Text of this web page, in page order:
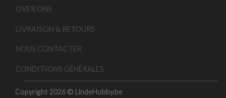
OVER ONS
LIVRAISON & RETOURS
NOUS CONTACTER
CONDITIONS GÉNÉRALES
Copyright 2026 © LindeHobby.be